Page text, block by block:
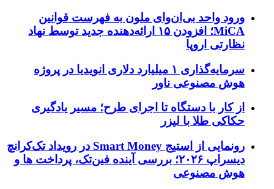
ورود واحد بی‌ان‌وای ملون به فهرست قوانین
MiCA؛ افزودن ۱۵ ارائه‌دهنده جدید توسط نهاد
نظارتی اروپا
سرمایه‌گذاری ۱ میلیارد دلاری انویدیا در پروژه
هوش مصنوعی ناور
از کار با دستگاه تا اجرای طرح؛ مسیر یادگیری
حکاکی طلا با لیزر
رونمایی از استیج Smart Money در رویداد تک‌کرانچ
دیسراپ ۲۰۲۶؛ بررسی آینده فین‌تک، پرداخت‌ ها و
هوش مصنوعی